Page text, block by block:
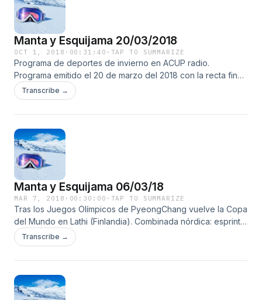
Manta y Esquijama 20/03/2018
OCT 1, 2018 · 00:31:40 · TAP TO SUMMARIZE
Programa de deportes de invierno en ACUP radio.
Programa emitido el 20 de marzo del 2018 con la recta final
de la copa del mundo.
Transcribe →
Manta y Esquijama 06/03/18
MAR 7, 2018 · 00:30:00 · TAP TO SUMMARIZE
Tras los Juegos Olímpicos de PyeongChang vuelve la Copa
del Mundo en Lathi (Finlandia). Combinada nórdica: esprint
por parejas y prueba individual. Saltos de esquí: prueba por
equipos e individual. Y las pruebas femeninas en Rasnov
Transcribe →